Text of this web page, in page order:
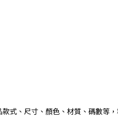
式、尺寸、顏色、材質、碼數等